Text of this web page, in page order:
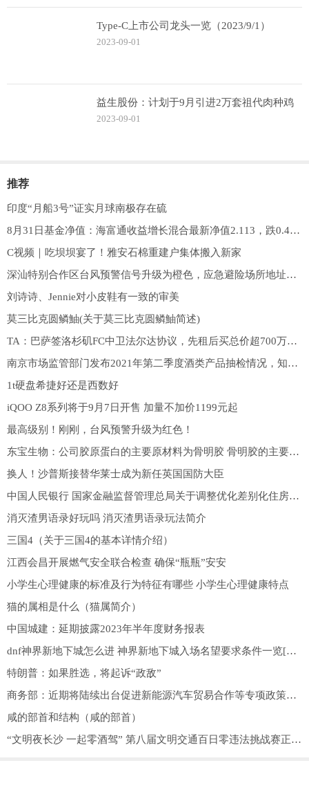
Type-C上市公司龙头一览（2023/9/1）
2023-09-01
益生股份：计划于9月引进2万套祖代肉种鸡
2023-09-01
推荐
印度“月船3号”证实月球南极存在硫
8月31日基金净值：海富通收益增长混合最新净值2.113，跌0.42%
C视频｜吃坝坝宴了！雅安石棉重建户集体搬入新家
深汕特别合作区台风预警信号升级为橙色，应急避险场所地址和电话请收藏
刘诗诗、Jennie对小皮鞋有一致的审美
莫三比克圆鳞鮋(关于莫三比克圆鳞鮋简述)
TA：巴萨签洛杉矶FC中卫法尔达协议，先租后买总价超700万美元
南京市场监管部门发布2021年第二季度酒类产品抽检情况，知名品牌啤酒质量问题曝光，企业需保障产品质量和消费者权益|产业链情报站
1t硬盘希捷好还是西数好
iQOO Z8系列将于9月7日开售 加量不加价1199元起
最高级别！刚刚，台风预警升级为红色！
东宝生物：公司胶原蛋白的主要原材料为骨明胶 骨明胶的主要原材料为骨粒 上游行业主要为畜牧业
换人！沙普斯接替华莱士成为新任英国国防大臣
中国人民银行 国家金融监督管理总局关于调整优化差别化住房信贷政策的通知
消灭渣男语录好玩吗 消灭渣男语录玩法简介
三国4（关于三国4的基本详情介绍）
江西会昌开展燃气安全联合检查 确保“瓶瓶”安安
小学生心理健康的标准及行为特征有哪些 小学生心理健康特点
猫的属相是什么（猫属简介）
中国城建：延期披露2023年半年度财务报表
dnf神界新地下城怎么进 神界新地下城入场名望要求条件一览[多图]
特朗普：如果胜选，将起诉“政敌”
商务部：近期将陆续出台促进新能源汽车贸易合作等专项政策措施
咸的部首和结构（咸的部首）
“文明夜长沙 一起零酒驾” 第八届文明交通百日零违法挑战赛正式启动